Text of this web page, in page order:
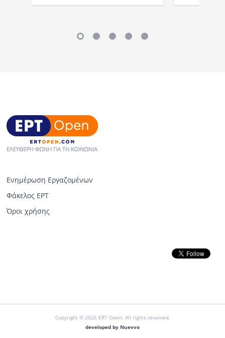
Ενημέρωση Εργαζομένων
Φάκελος ΕΡΤ
Όροι χρήσης
Copyright © 2026 ERT Open. All rights reserved.
developed by Nuevvo